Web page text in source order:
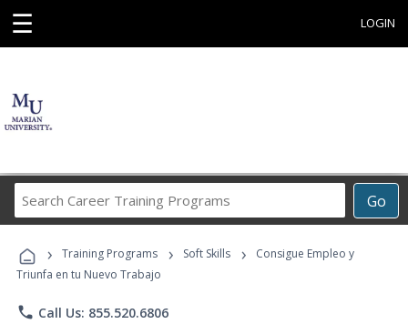
☰ LOGIN
Go
Career
Programs
› Training Programs › Soft Skills ›
Consigue Empleo y
Triunfa en tu Nuevo Trabajo
phone Call Us: 855.520.6806